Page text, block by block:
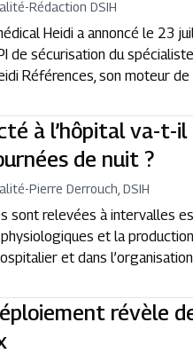
-Rédaction DSIH
Heidi a annoncé le 23
de sécurisation du
Références, son moteur
à l’hôpital va-t-il
de nuit ?
-Pierre Derrouch, DSIH
sont relevées à intervalles
et la
et dans
révèle